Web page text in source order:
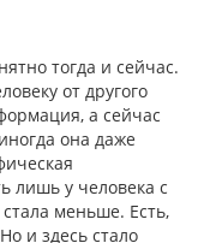
тогда и сейчас.
от другого
а сейчас
она даже
лишь у человека с
меньше. Есть,
и здесь стало